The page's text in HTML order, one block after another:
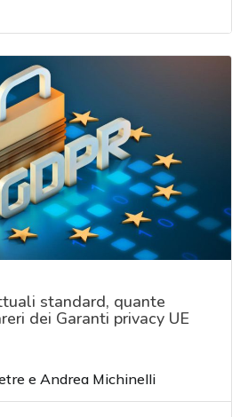
standard, quante
dei Garanti privacy UE
eAndrea Michinelli